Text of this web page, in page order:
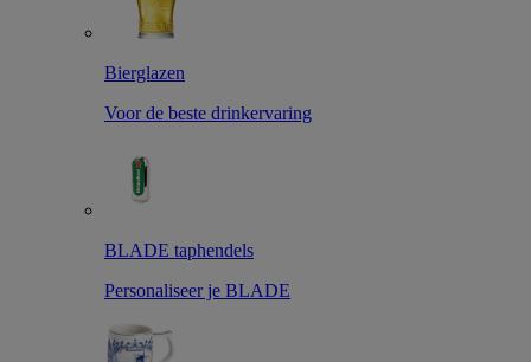
Bierglazen
Voor de beste drinkervaring
BLADE taphendels
Personaliseer je BLADE